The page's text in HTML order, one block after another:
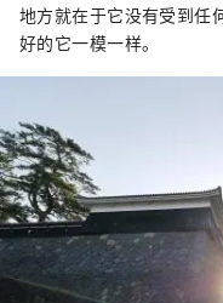
地方就在于它没有受到任
好的它一模一样。